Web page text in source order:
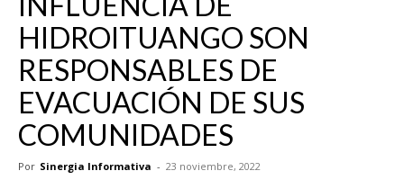
HIDROITUANGO SON
RESPONSABLES DE
EVACUACIÓN DE SUS
COMUNIDADES
Por Sinergia Informativa - 23 noviembre, 2022